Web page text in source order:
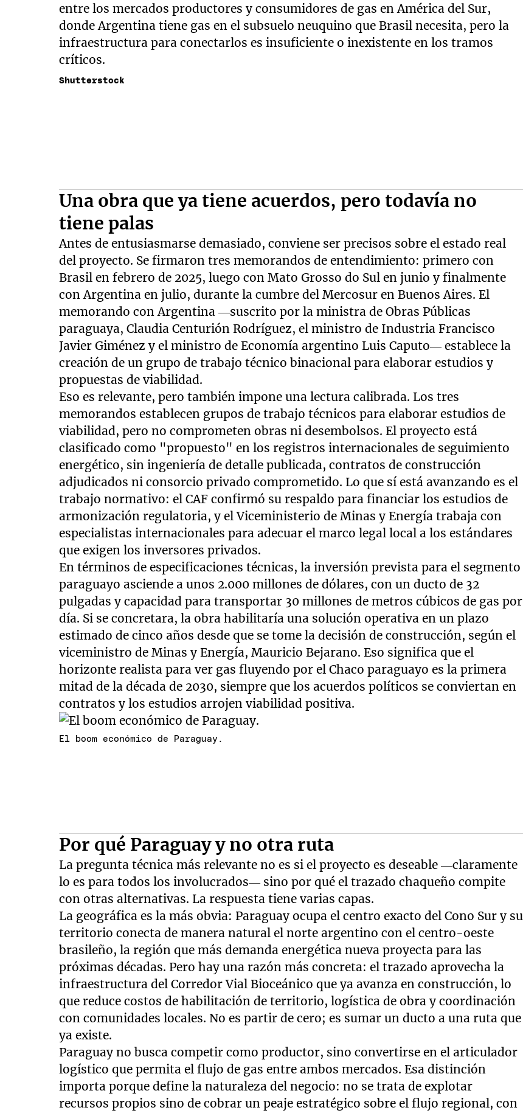
entre los mercados productores y consumidores de gas en América del Sur,
donde Argentina tiene gas en el subsuelo neuquino que Brasil necesita, pero la
infraestructura para conectarlos es insuficiente o inexistente en los tramos
críticos.
Shutterstock
Una obra que ya tiene acuerdos, pero todavía no
tiene palas
Antes de entusiasmarse demasiado, conviene ser precisos sobre el estado real
del proyecto. Se firmaron tres memorandos de entendimiento: primero con
Brasil en febrero de 2025, luego con Mato Grosso do Sul en junio y finalmente
con Argentina en julio, durante la cumbre del Mercosur en Buenos Aires. El
memorando con Argentina —suscrito por la ministra de Obras Públicas
paraguaya, Claudia Centurión Rodríguez, el ministro de Industria Francisco
Javier Giménez y el ministro de Economía argentino Luis Caputo— establece la
creación de un grupo de trabajo técnico binacional para elaborar estudios y
propuestas de viabilidad.
Eso es relevante, pero también impone una lectura calibrada. Los tres
memorandos establecen grupos de trabajo técnicos para elaborar estudios de
viabilidad, pero no comprometen obras ni desembolsos. El proyecto está
clasificado como "propuesto" en los registros internacionales de seguimiento
energético, sin ingeniería de detalle publicada, contratos de construcción
adjudicados ni consorcio privado comprometido. Lo que sí está avanzando es el
trabajo normativo: el CAF confirmó su respaldo para financiar los estudios de
armonización regulatoria, y el Viceministerio de Minas y Energía trabaja con
especialistas internacionales para adecuar el marco legal local a los estándares
que exigen los inversores privados.
En términos de especificaciones técnicas, la inversión prevista para el segmento
paraguayo asciende a unos 2.000 millones de dólares, con un ducto de 32
pulgadas y capacidad para transportar 30 millones de metros cúbicos de gas por
día. Si se concretara, la obra habilitaría una solución operativa en un plazo
estimado de cinco años desde que se tome la decisión de construcción, según el
viceministro de Minas y Energía, Mauricio Bejarano. Eso significa que el
horizonte realista para ver gas fluyendo por el Chaco paraguayo es la primera
mitad de la década de 2030, siempre que los acuerdos políticos se conviertan en
contratos y los estudios arrojen viabilidad positiva.
El boom económico de Paraguay.
Por qué Paraguay y no otra ruta
La pregunta técnica más relevante no es si el proyecto es deseable —claramente
lo es para todos los involucrados— sino por qué el trazado chaqueño compite
con otras alternativas. La respuesta tiene varias capas.
La geográfica es la más obvia: Paraguay ocupa el centro exacto del Cono Sur y su
territorio conecta de manera natural el norte argentino con el centro-oeste
brasileño, la región que más demanda energética nueva proyecta para las
próximas décadas. Pero hay una razón más concreta: el trazado aprovecha la
infraestructura del Corredor Vial Bioceánico que ya avanza en construcción, lo
que reduce costos de habilitación de territorio, logística de obra y coordinación
con comunidades locales. No es partir de cero; es sumar un ducto a una ruta que
ya existe.
Paraguay no busca competir como productor, sino convertirse en el articulador
logístico que permita el flujo de gas entre ambos mercados. Esa distinción
importa porque define la naturaleza del negocio: no se trata de explotar
recursos propios sino de cobrar un peaje estratégico sobre el flujo regional, con